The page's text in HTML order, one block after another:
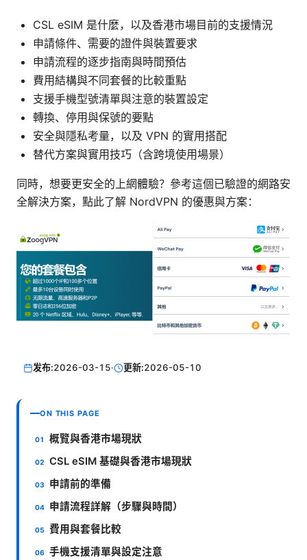
CSL eSIM 是什麼，以及香港市場目前的支援情況
申請條件、需要的證件與裝置要求
申請流程的逐步指南與時間預估
費用結構與不同套餐的比較重點
支援手機型號清單與注意的裝置設定
轉換、停用與保號的要點
安全與隱私考量，以及 VPN 的實用搭配
替代方案與實用技巧（含跨境使用場景）
同時，想要更安全的上網體驗？參考這個已驗證的網路安
全解決方案，點此了解 NordVPN 的優惠與方案：
发布:2026-03-15· 更新:2026-05-10
ON THIS PAGE
概覽與香港市場現狀
CSL eSIM 基礎與香港市場現狀
申請前的準備
申請流程詳解（步驟與時間）
費用與套餐比較
手機支援清單與設定注意